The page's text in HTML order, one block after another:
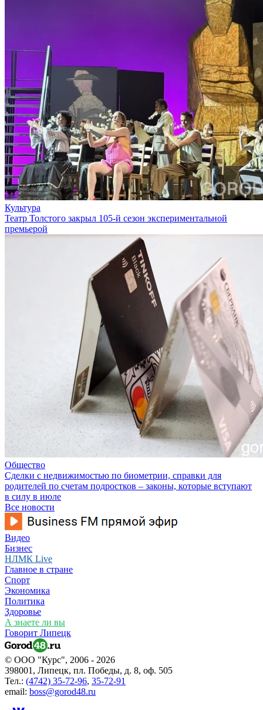
Культура
Театр Толстого закрыл 105-й сезон экспериментальной
премьерой
Общество
Сделки с недвижимостью по биометрии, справки для
родителей по счетам подростков – законы, которые вступают
в силу в июле
Все новости
Видео
Бизнес
НЛМК Live
Главное в стране
Спорт
Экономика
Политика
Здоровье
А знаете ли вы
Говорит Липецк
© ООО "Курс", 2006 - 2026
398001, Липецк, пл. Победы, д. 8, оф. 505
Тел.: (4742) 35-72-96, 35-72-91
email: boss@gorod48.ru